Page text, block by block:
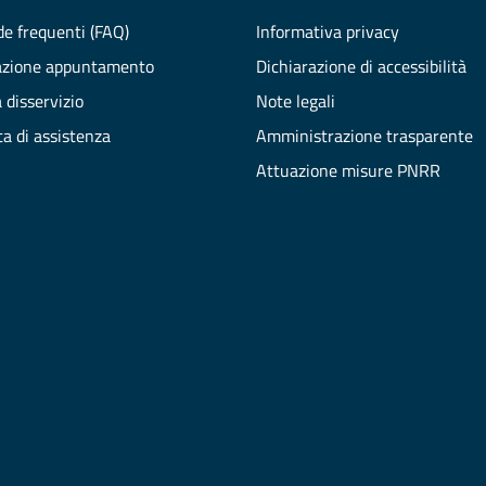
frequenti (FAQ)
appuntamento
disservizio
di assistenza
Informativa privacy
Dichiarazione di accessibilità
Note legali
Amministrazione trasparente
Attuazione misure PNRR